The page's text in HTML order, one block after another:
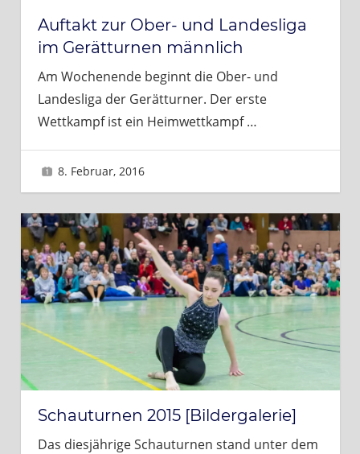
Auftakt zur Ober- und Landesliga
im Gerätturnen männlich
Am Wochenende beginnt die Ober- und
Landesliga der Gerätturner. Der erste
Wettkampf ist ein Heimwettkampf…
8. Februar, 2016
Schauturnen 2015 [Bildergalerie]
Das diesjährige Schauturnen stand unter dem